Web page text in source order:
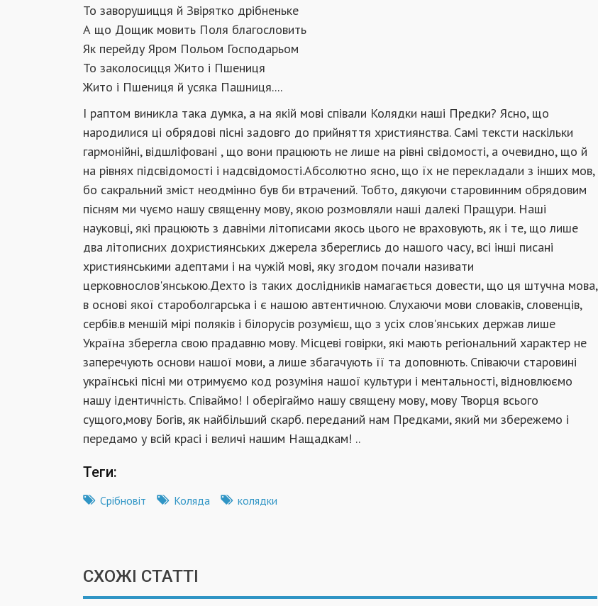
То заворушицця й Звірятко дрібненьке
А що Дощик мовить Поля благословить
Як перейду Яром Польом Господарьом
То заколосицця Жито і Пшениця
Жито і Пшениця й усяка Пашниця....
І раптом виникла така думка, а на якій мові співали Колядки наші Предки? Ясно, що
народилися ці обрядові пісні задовго до прийняття християнства. Самі тексти наскільки
гармонійні, відшліфовані , що вони працюють не лише на рівні свідомості, а очевидно, що й
на рівнях підсвідомості і надсвідомості.Абсолютно ясно, що їх не перекладали з інших мов,
бо сакральний зміст неодмінно був би втрачений. Тобто, дякуючи старовинним обрядовим
пісням ми чуємо нашу священну мову, якою розмовляли наші далекі Пращури. Наші
науковці, які працюють з давніми літописами якось цього не враховують, як і те, що лише
два літописних дохристиянських джерела збереглись до нашого часу, всі інші писані
християнськими адептами і на чужій мові, яку згодом почали називати
церковнослов'янською.Дехто із таких дослідників намагається довести, що ця штучна мова,
в основі якої староболгарська і є нашою автентичною. Слухаючи мови словаків, словенців,
сербів.в меншій мірі поляків і білорусів розумієш, що з усіх слов'янських держав лише
Україна зберегла свою прадавню мову. Місцеві говірки, які мають регіональний характер не
заперечують основи нашої мови, а лише збагачують її та доповнють. Співаючи старовині
українські пісні ми отримуємо код розуміня нашої культури і ментальності, відновлюємо
нашу ідентичність. Співаймо! І оберігаймо нашу священу мову, мову Творця всього
сущого,мову Богів, як найбільший скарб. переданий нам Предками, який ми збережемо і
передамо у всій красі і величі нашим Нащадкам! ..
Теги:
Срібновіт Коляда колядки
СХОЖІ СТАТТІ